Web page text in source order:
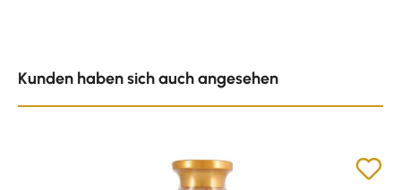
Kunden haben sich auch angesehen